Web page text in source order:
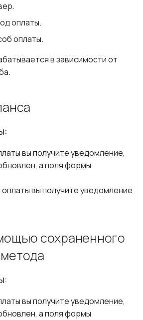
оплаты.
оплаты.
в зависимости от
вы получите уведомление,
а поля формы
вы получите уведомление
сохраненного
вы получите уведомление,
а поля формы